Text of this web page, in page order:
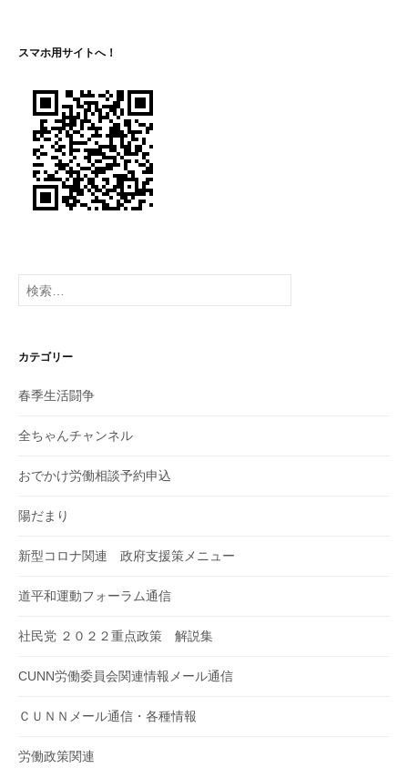
シ
ョ
ン
スマホ用サイトへ！
検
索:
カテゴリー
春季生活闘争
全ちゃんチャンネル
おでかけ労働相談予約申込
陽だまり
新型コロナ関連 政府支援策メニュー
道平和運動フォーラム通信
社民党 ２０２２重点政策 解説集
CUNN労働委員会関連情報メール通信
ＣＵＮＮメール通信・各種情報
労働政策関連